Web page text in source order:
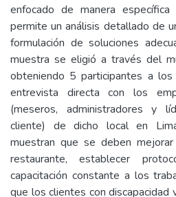
enfocado de manera
permite un análisis detallado de
formulación de soluciones
muestra se eligió a través del
obteniendo 5 participantes a
entrevista directa con los
(meseros, administradores y
cliente) de dicho local en
muestran que se deben
restaurante, establecer
capacitación constante a los
que los clientes con discapacidad